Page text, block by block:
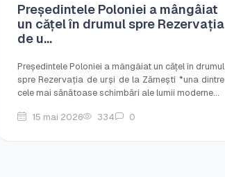
Preşedintele Poloniei a mângâiat
un cățel în drumul spre Rezervația
de u...
Preşedintele Poloniei a mângâiat un cățel în drumul
spre Rezervația de urşi de la Zărneşti *una dintre
cele mai sănătoase schimbări ale lumii moderne...
15 mai 2026 334 0